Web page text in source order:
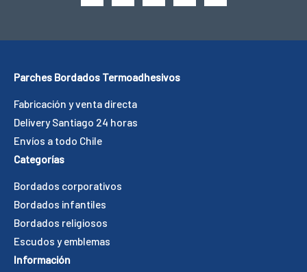
Parches Bordados Termoadhesivos
Fabricación y venta directa
Delivery Santiago 24 horas
Envíos a todo Chile
Categorías
Bordados corporativos
Bordados infantiles
Bordados religiosos
Escudos y emblemas
Información